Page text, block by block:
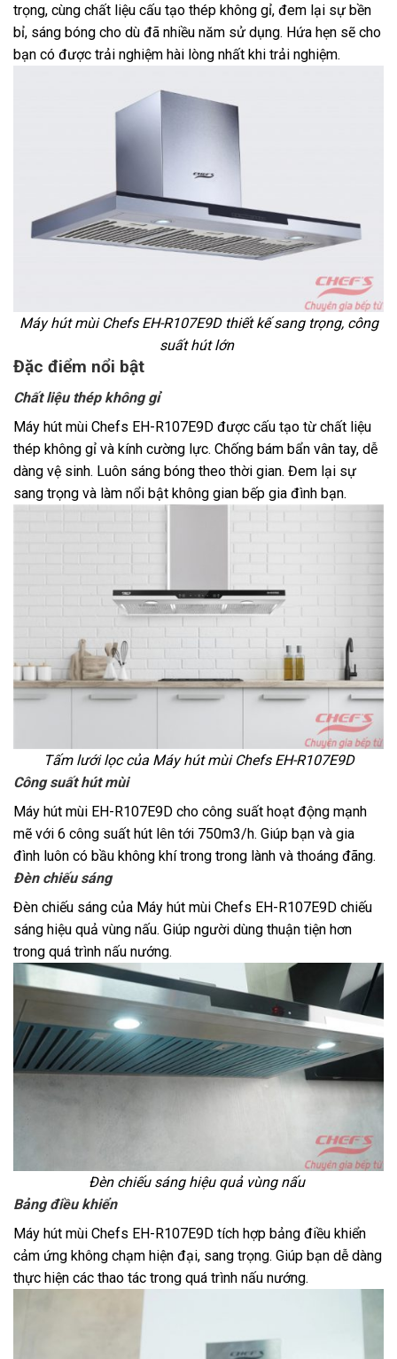
trọng, cùng chất liệu cấu tạo thép không gỉ, đem lại sự bền
bỉ, sáng bóng cho dù đã nhiều năm sử dụng. Hứa hẹn sẽ cho
bạn có được trải nghiệm hài lòng nhất khi trải nghiệm.
Máy hút mùi Chefs EH-R107E9Dthiết kế sang trọng, công
suất hút lớn
Đặc điểm nổi bật
Chất liệu thép không gỉ
Máy hút mùi Chefs EH-R107E9D được cấu tạo từ chất liệu
thép không gỉ và kính cường lực. Chống bám bẩn vân tay, dễ
dàng vệ sinh. Luôn sáng bóng theo thời gian. Đem lại sự
sang trọng và làm nổi bật không gian bếp gia đình bạn.
Tấm lưới lọc của Máy hút mùi Chefs EH-R107E9D
Công suất hút mùi
Máy hút mùi EH-R107E9D cho công suất hoạt động mạnh
mẽ với 6 công suất hút lên tới 750m3/h. Giúp bạn và gia
đình luôn có bầu không khí trong trong lành và thoáng đãng.
Đèn chiếu sáng
Đèn chiếu sáng của Máy hút mùi Chefs EH-R107E9D chiếu
sáng hiệu quả vùng nấu. Giúp người dùng thuận tiện hơn
trong quá trình nấu nướng.
Đèn chiếu sáng hiệu quả vùng nấu
Bảng điều khiển
Máy hút mùi Chefs EH-R107E9D tích hợp bảng điều khiển
cảm ứng không chạm hiện đại, sang trọng. Giúp bạn dễ dàng
thực hiện các thao tác trong quá trình nấu nướng.